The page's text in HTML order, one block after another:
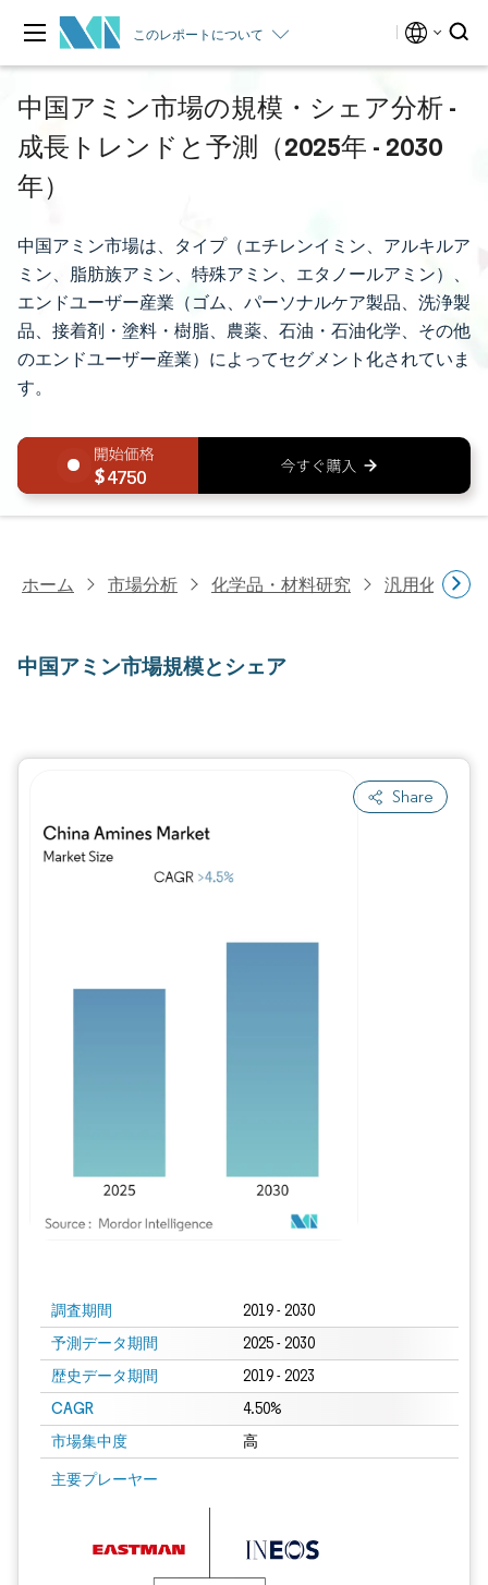
このレポートについて
中国アミン市場の規模・シェア分析 -
成長トレンドと予測（2025年 - 2030
年）
中国アミン市場は、タイプ（エチレンイミン、アルキルア
ミン、脂肪族アミン、特殊アミン、エタノールアミン）、
エンドユーザー産業（ゴム、パーソナルケア製品、洗浄製
品、接着剤・塗料・樹脂、農薬、石油・石油化学、その他
のエンドユーザー産業）によってセグメント化されていま
す。
4750
ホーム 市場分析 化学品・材料研究 汎用化学品
中国アミン市場規模とシェア
Share
調査期間 2019 - 2030
予測データ期間 2025 - 2030
歴史データ期間 2019 - 2023
CAGR 4.50%
市場集中度 高
主要プレーヤー